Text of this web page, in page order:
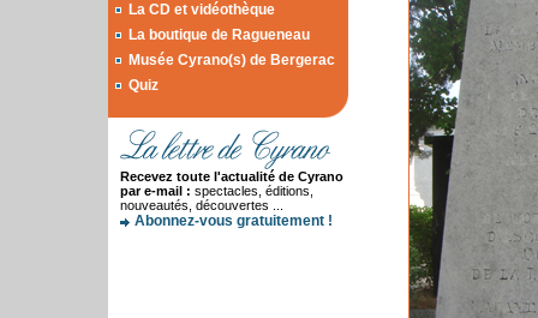
La CD et vidéothèque
La boutique de Ragueneau
Musée Cyrano(s) de Bergerac
Quiz
Recevez toute l'actualité de Cyrano
par e-mail : spectacles, éditions,
nouveautés, découvertes ...
Abonnez-vous gratuitement !